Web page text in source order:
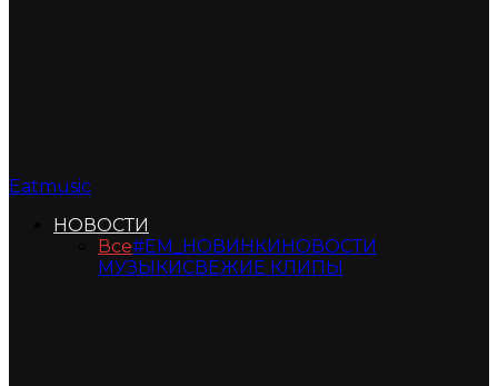
Eatmusic
НОВОСТИ
Все#ЕМ_НОВИНКИНОВОСТИ
МУЗЫКИСВЕЖИЕ КЛИПЫ